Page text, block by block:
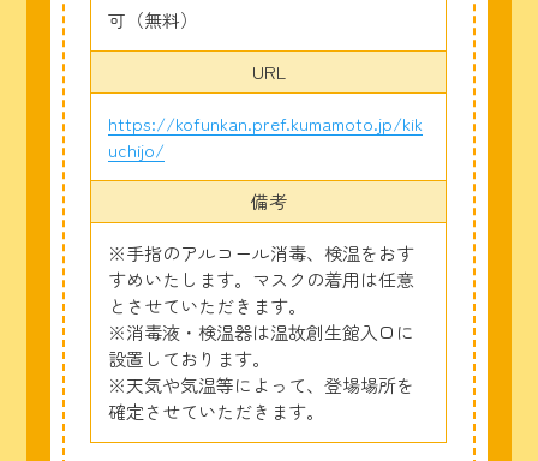
可（無料）
URL
https://kofunkan.pref.kumamoto.jp/kik
uchijo/
備考
※手指のアルコール消毒、検温をおす
すめいたします。マスクの着用は任意
とさせていただきます。
※消毒液・検温器は温故創生館入口に
設置しております。
※天気や気温等によって、登場場所を
確定させていただきます。